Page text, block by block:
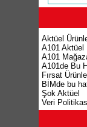
Aktüel
A101 Aktüel
A101
A101de Bu
Fırsat
BİMde bu
Şok Aktüel
Veri